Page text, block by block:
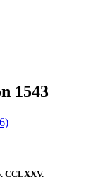
1543
CCLXXV.